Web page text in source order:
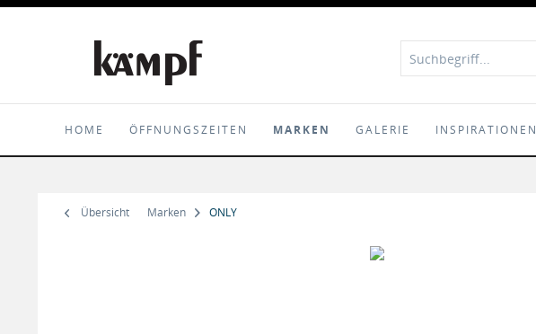
HOME ÖFFNUNGSZEITEN MARKEN GALERIE INSPIRATIONEN
Übersicht Marken ONLY